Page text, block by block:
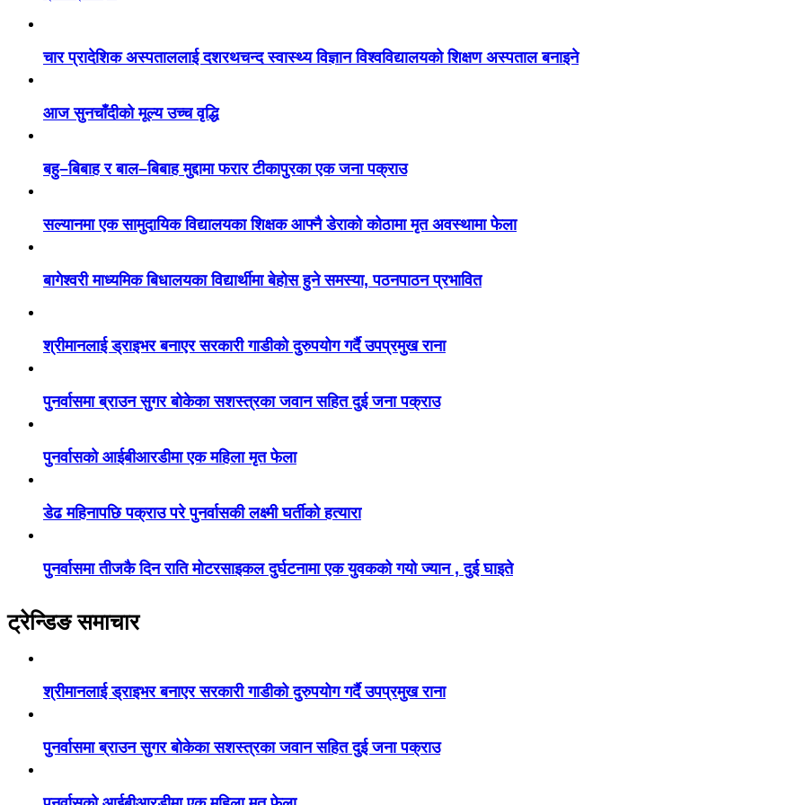
चार प्रादेशिक अस्पताललाई दशरथचन्द स्वास्थ्य विज्ञान विश्वविद्यालयको शिक्षण अस्पताल बनाइने
आज सुनचाँदीको मूल्य उच्च वृद्धि
बहु–बिबाह र बाल–बिबाह मुद्दामा फरार टीकापुरका एक जना पक्राउ
सल्यानमा एक सामुदायिक विद्यालयका शिक्षक आफ्नै डेराको कोठामा मृत अवस्थामा फेला
बागेश्वरी माध्यमिक बिधालयका विद्यार्थीमा बेहोस हुने समस्या, पठनपाठन प्रभावित
श्रीमानलाई ड्राइभर बनाएर सरकारी गाडीको दुरुपयोग गर्दै उपप्रमुख राना
पुनर्वासमा ब्राउन सुगर बोकेका सशस्त्रका जवान सहित दुई जना पक्राउ
पुनर्वासको आईबीआरडीमा एक महिला मृत फेला
डेढ महिनापछि पक्राउ परे पुनर्वासकी लक्ष्मी घर्तीको हत्यारा
पुनर्वासमा तीजकै दिन राति मोटरसाइकल दुर्घटनामा एक युवकको गयो ज्यान , दुई घाइते
ट्रेन्डिङ समाचार
श्रीमानलाई ड्राइभर बनाएर सरकारी गाडीको दुरुपयोग गर्दै उपप्रमुख राना
पुनर्वासमा ब्राउन सुगर बोकेका सशस्त्रका जवान सहित दुई जना पक्राउ